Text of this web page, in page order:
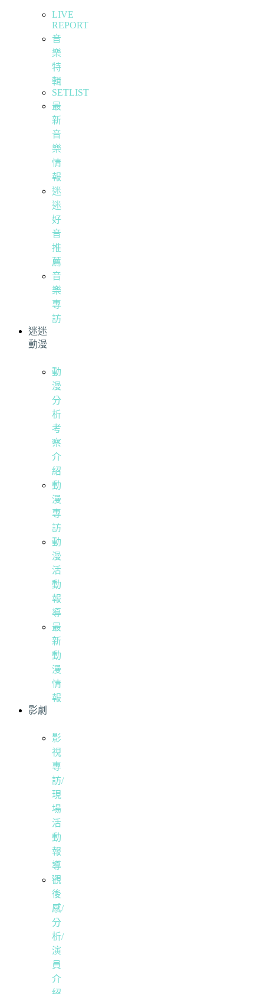
LIVE
REPORT
音
樂
特
輯
SETLIST
最
新
音
樂
情
報
迷
迷
好
音
推
薦
音
樂
專
訪
迷迷
動漫
動
漫
分
析
考
察
介
紹
動
漫
專
訪
動
漫
活
動
報
導
最
新
動
漫
情
報
影劇
影
視
專
訪/
現
場
活
動
報
導
觀
後
感/
分
析/
演
員
介